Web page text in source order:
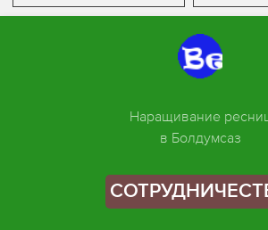
Наращивание
в Болдумсаз